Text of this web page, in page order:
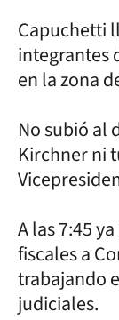
Capuchetti
integrantes
en la zona
No subió al
Kirchner ni
A las 7:45
fiscales a
trabajando
judiciales.